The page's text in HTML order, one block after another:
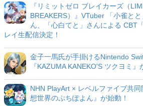
『リミットゼロ ブレイカーズ（
BREAKERS）』VTuber 「小雀と
ん、「心白てと」さんによる CBT
レイ生配信決定！
金子一馬氏が手掛けるNintendo
『KAZUMA KANEKO'S ツクヨミ』
NHN PlayArt × レベルファイブ共
想世界のぷちぽよん』が始動！